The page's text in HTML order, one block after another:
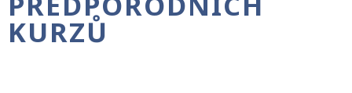
KURZŮ